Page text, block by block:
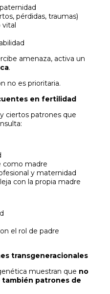
pérdidas, traumas)
vital
amenaza, activa un
.
no es prioritaria.
en fertilidad
ciertos patrones que
como madre
y maternidad
con la propia madre
el rol de padre
transgeneracionales
muestran que no
también patrones de